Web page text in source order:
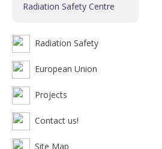
Radiation Safety Centre
Radiation Safety
European Union
Projects
Contact us!
Site Map